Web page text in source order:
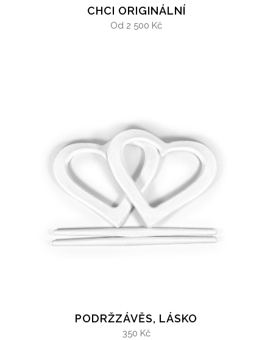
CHCI ORIGINÁLNÍ
Od 2 500 Kč
PODRŽZÁVĚS, LÁSKO
350 Kč